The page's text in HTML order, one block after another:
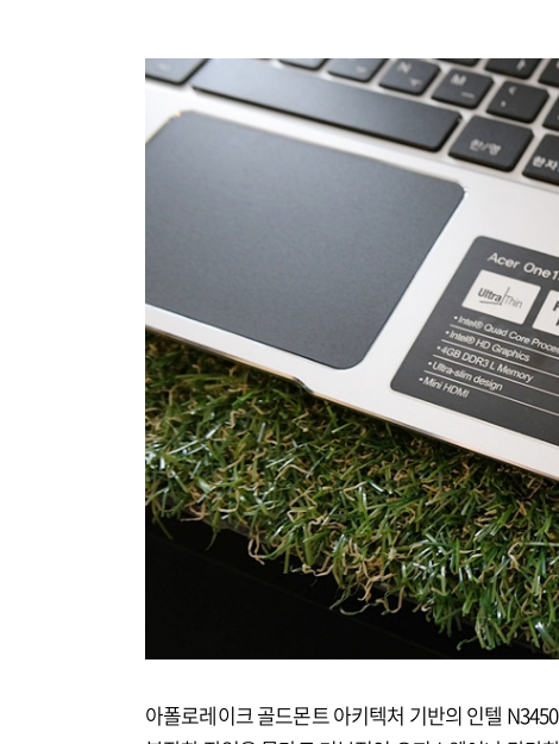
아폴로레이크 골드몬트 아키텍처 기반의 인텔